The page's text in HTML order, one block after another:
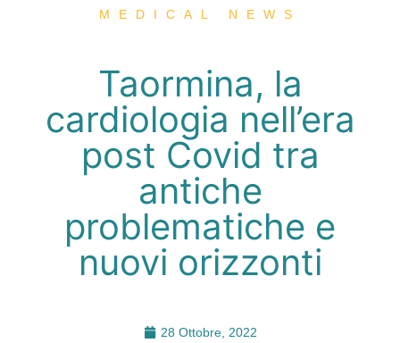
MEDICAL NEWS
Taormina, la
cardiologia nell’era
post Covid tra
antiche
problematiche e
nuovi orizzonti
28 Ottobre, 2022